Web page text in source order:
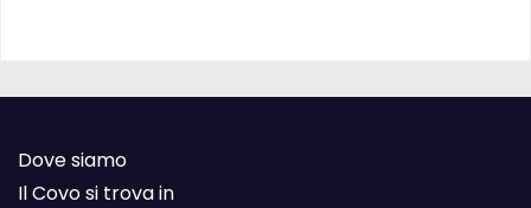
Dove siamo
Il Covo si trova in